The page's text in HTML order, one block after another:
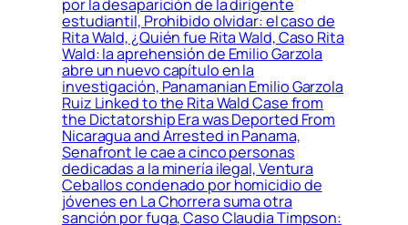
por la desaparición de la dirigente
estudiantil, Prohibido olvidar: el caso de
Rita Wald, ¿Quién fue Rita Wald, Caso Rita
Wald: la aprehensión de Emilio Garzola
abre un nuevo capítulo en la
investigación, Panamanian Emilio Garzola
Ruiz Linked to the Rita Wald Case from
the Dictatorship Era was Deported From
Nicaragua and Arrested in Panama,
Senafront le cae a cinco personas
dedicadas a la minería ilegal, Ventura
Ceballos condenado por homicidio de
jóvenes en La Chorrera suma otra
sanción por fuga, Caso Claudia Timpson: